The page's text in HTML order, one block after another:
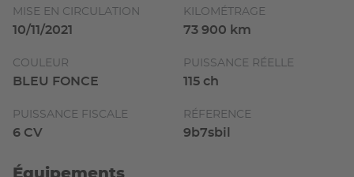
MISE EN CIRCULATION
10/11/2021
KILOMÉTRAGE
73 900 km
COULEUR
BLEU FONCE
PUISSANCE RÉELLE
115 ch
PUISSANCE FISCALE
6 CV
RÉFERENCE
9b7sbil
Équipements